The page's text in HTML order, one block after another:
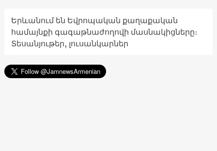
Երևանում են Եվրոպական քաղաքական
համայնքի գագաթնաժողովի մասնակիցները։
Տեսանյութեր, լուսանկարներ